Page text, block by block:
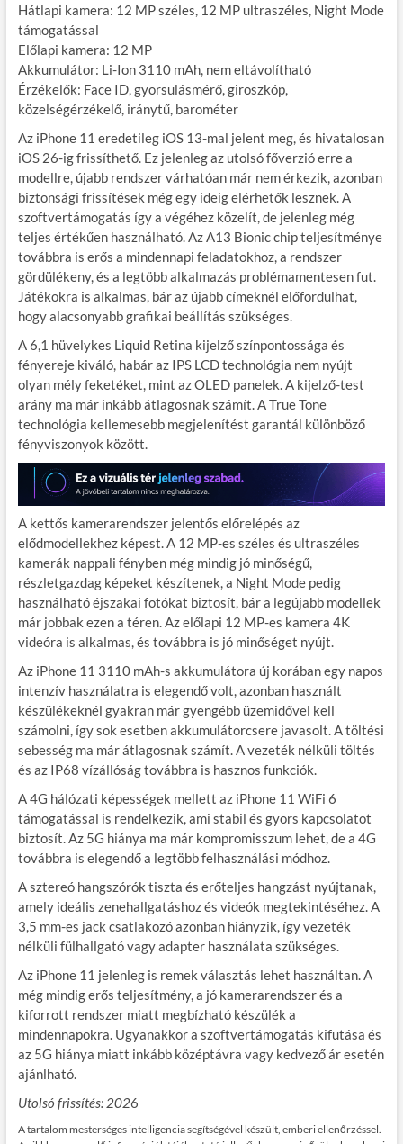
Hátlapi kamera: 12 MP széles, 12 MP ultraszéles, Night Mode
támogatással
Előlapi kamera: 12 MP
Akkumulátor: Li-Ion 3110 mAh, nem eltávolítható
Érzékelők: Face ID, gyorsulásmérő, giroszkóp,
közelségérzékelő, iránytű, barométer
Az iPhone 11 eredetileg iOS 13-mal jelent meg, és hivatalosan
iOS 26-ig frissíthető. Ez jelenleg az utolsó főverzió erre a
modellre, újabb rendszer várhatóan már nem érkezik, azonban
biztonsági frissítések még egy ideig elérhetők lesznek. A
szoftvertámogatás így a végéhez közelít, de jelenleg még
teljes értékűen használható. Az A13 Bionic chip teljesítménye
továbbra is erős a mindennapi feladatokhoz, a rendszer
gördülékeny, és a legtöbb alkalmazás problémamentesen fut.
Játékokra is alkalmas, bár az újabb címeknél előfordulhat,
hogy alacsonyabb grafikai beállítás szükséges.
A 6,1 hüvelykes Liquid Retina kijelző színpontossága és
fényereje kiváló, habár az IPS LCD technológia nem nyújt
olyan mély feketéket, mint az OLED panelek. A kijelző-test
arány ma már inkább átlagosnak számít. A True Tone
technológia kellemesebb megjelenítést garantál különböző
fényviszonyok között.
A kettős kamerarendszer jelentős előrelépés az
elődmodellekhez képest. A 12 MP-es széles és ultraszéles
kamerák nappali fényben még mindig jó minőségű,
részletgazdag képeket készítenek, a Night Mode pedig
használható éjszakai fotókat biztosít, bár a legújabb modellek
már jobbak ezen a téren. Az előlapi 12 MP-es kamera 4K
videóra is alkalmas, és továbbra is jó minőséget nyújt.
Az iPhone 11 3110 mAh-s akkumulátora új korában egy napos
intenzív használatra is elegendő volt, azonban használt
készülékeknél gyakran már gyengébb üzemidővel kell
számolni, így sok esetben akkumulátorcsere javasolt. A töltési
sebesség ma már átlagosnak számít. A vezeték nélküli töltés
és az IP68 vízállóság továbbra is hasznos funkciók.
A 4G hálózati képességek mellett az iPhone 11 WiFi 6
támogatással is rendelkezik, ami stabil és gyors kapcsolatot
biztosít. Az 5G hiánya ma már kompromisszum lehet, de a 4G
továbbra is elegendő a legtöbb felhasználási módhoz.
A sztereó hangszórók tiszta és erőteljes hangzást nyújtanak,
amely ideális zenehallgatáshoz és videók megtekintéséhez. A
3,5 mm-es jack csatlakozó azonban hiányzik, így vezeték
nélküli fülhallgató vagy adapter használata szükséges.
Az iPhone 11 jelenleg is remek választás lehet használtan. A
még mindig erős teljesítmény, a jó kamerarendszer és a
kiforrott rendszer miatt megbízható készülék a
mindennapokra. Ugyanakkor a szoftvertámogatás kifutása és
az 5G hiánya miatt inkább középtávra vagy kedvező ár esetén
ajánlható.
Utolsó frissítés: 2026
A tartalom mesterséges intelligencia segítségével készült, emberi ellenőrzéssel.